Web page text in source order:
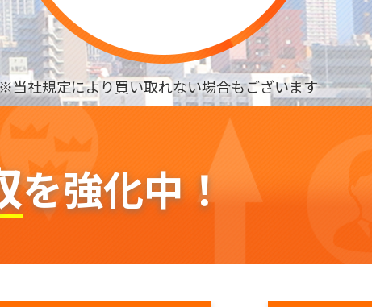
当社規定により買い取れない場合もございます
を強化中！